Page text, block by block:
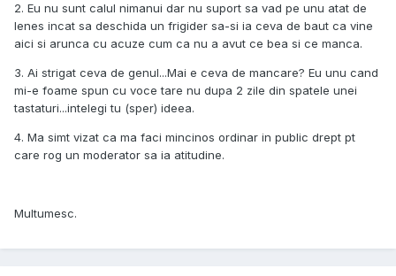
2. Eu nu sunt calul nimanui dar nu suport sa vad pe unu atat de
lenes incat sa deschida un frigider sa-si ia ceva de baut ca vine
aici si arunca cu acuze cum ca nu a avut ce bea si ce manca.
3. Ai strigat ceva de genul...Mai e ceva de mancare? Eu unu cand
mi-e foame spun cu voce tare nu dupa 2 zile din spatele unei
tastaturi...intelegi tu (sper) ideea.
4. Ma simt vizat ca ma faci mincinos ordinar in public drept pt
care rog un moderator sa ia atitudine.
Multumesc.